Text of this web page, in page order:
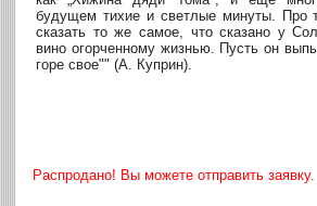
будущем тихие и светлые минуты. Про
сказать то же самое, что сказано у
вино огорченному жизнью. Пусть он
горе свое"" (А. Куприн).
Распродано! Вы можете отправить заявку.